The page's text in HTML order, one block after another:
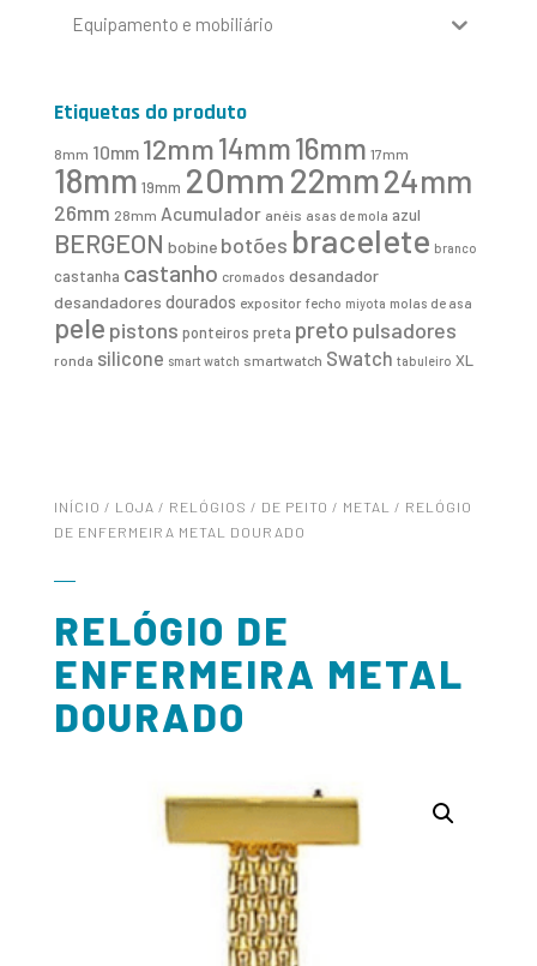
Equipamento e mobiliário
Etiquetas do produto
8mm 10mm 12mm14mm16mm 17mm
18mm 19mm 20mm 22mm24mm
26mm 28mm Acumulador anéis asas de mola azul
BERGEON bobine botões bracelete branco
castanha castanho cromados desandador
desandadores dourados expositor fecho miyota molas de asa
pele pistons ponteiros preta preto pulsadores
ronda silicone smart watch smartwatch Swatch tabuleiro XL
INÍCIO / LOJA / RELÓGIOS / DE PEITO / METAL
/ RELÓGIO
DE ENFERMEIRA METAL DOURADO
RELÓGIO DE
ENFERMEIRA METAL
DOURADO